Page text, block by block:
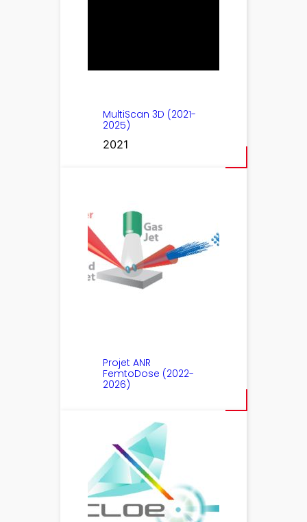
MultiScan 3D (2021-
2025)
2021
Projet ANR
FemtoDose (2022-
2026)